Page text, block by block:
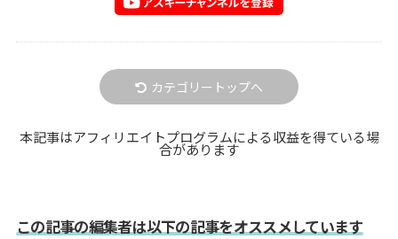
カテゴリートップへ
本記事はアフィリエイトプログラムによる収益を得ている場
合があります
この記事の編集者は以下の記事をオススメしています